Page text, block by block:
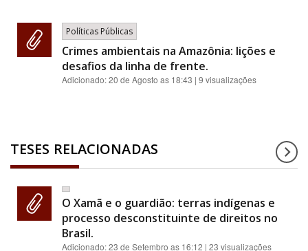
Políticas Públicas
Crimes ambientais na Amazônia: lições e
desafios da linha de frente.
Adicionado:20 de Agosto as 18:43 | 9 visualizações
TESES RELACIONADAS
O Xamã e o guardião: terras indígenas e
processo desconstituinte de direitos no
Brasil.
Adicionado:23 de Setembro as 16:12 | 23 visualizações